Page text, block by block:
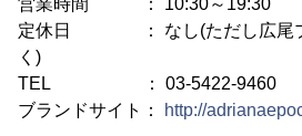
営業時間 ： 10:30～19:30
定休日 ： なし(ただし広尾プ
く)
TEL ： 03-5422-9460
ブランドサイト：
http://